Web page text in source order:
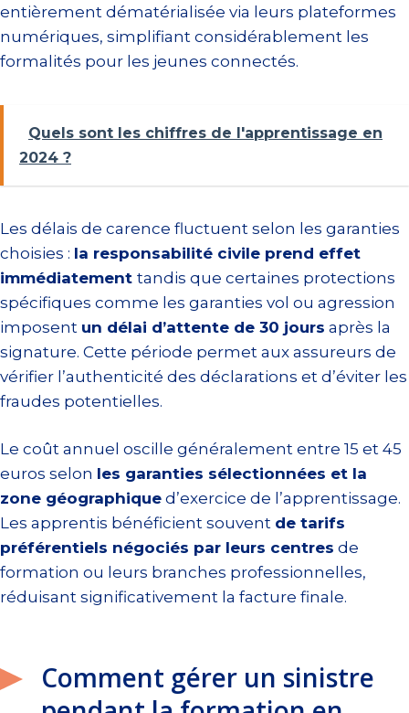
entièrement dématérialisée via leurs plateformes
numériques, simplifiant considérablement les
formalités pour les jeunes connectés.
Quels sont les chiffres de l'apprentissage en
2024 ?
Les délais de carence fluctuent selon les garanties
choisies : la responsabilité civile prend effet
immédiatement tandis que certaines protections
spécifiques comme les garanties vol ou agression
imposent un délai d’attente de 30 jours après la
signature. Cette période permet aux assureurs de
vérifier l’authenticité des déclarations et d’éviter les
fraudes potentielles.
Le coût annuel oscille généralement entre 15 et 45
euros selon les garanties sélectionnées et la
zone géographique d’exercice de l’apprentissage.
Les apprentis bénéficient souvent de tarifs
préférentiels négociés par leurs centres de
formation ou leurs branches professionnelles,
réduisant significativement la facture finale.
Comment gérer un sinistre